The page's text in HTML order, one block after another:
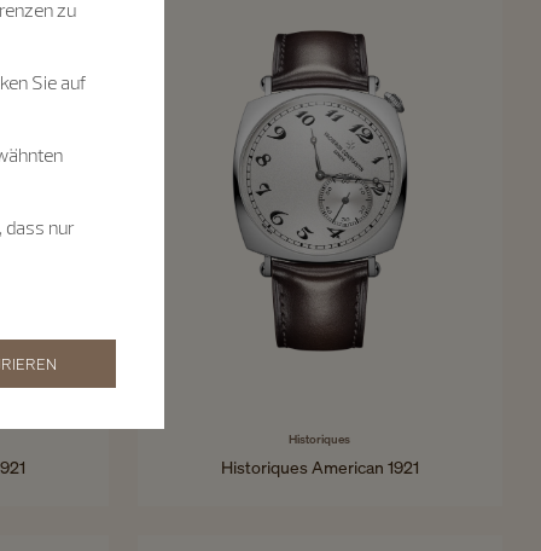
Historiques
Historiques American 1921
zu
Sie auf
dass nur